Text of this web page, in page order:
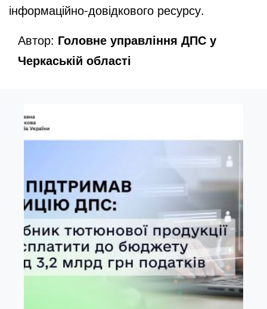
інформаційно-довідкового ресурсу.
Автор: Головне управління ДПС у
Черкаській області